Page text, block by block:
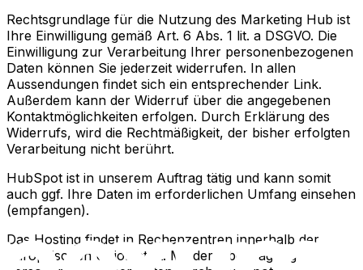
Rechtsgrundlage für die Nutzung des Marketing Hub ist
Ihre Einwilligung gemäß Art. 6 Abs. 1 lit. a DSGVO. Die
Einwilligung zur Verarbeitung Ihrer personenbezogenen
Daten können Sie jederzeit widerrufen. In allen
Aussendungen findet sich ein entsprechender Link.
Außerdem kann der Widerruf über die angegebenen
Kontaktmöglichkeiten erfolgen. Durch Erklärung des
Widerrufs, wird die Rechtmäßigkeit, der bisher erfolgten
Verarbeitung nicht berührt.
HubSpot ist in unserem Auftrag tätig und kann somit
auch ggf. Ihre Daten im erforderlichen Umfang einsehen
(empfangen).
Das Hosting findet in Rechenzentren innerhalb der
Europäischen Union statt. Mit der Übertragung